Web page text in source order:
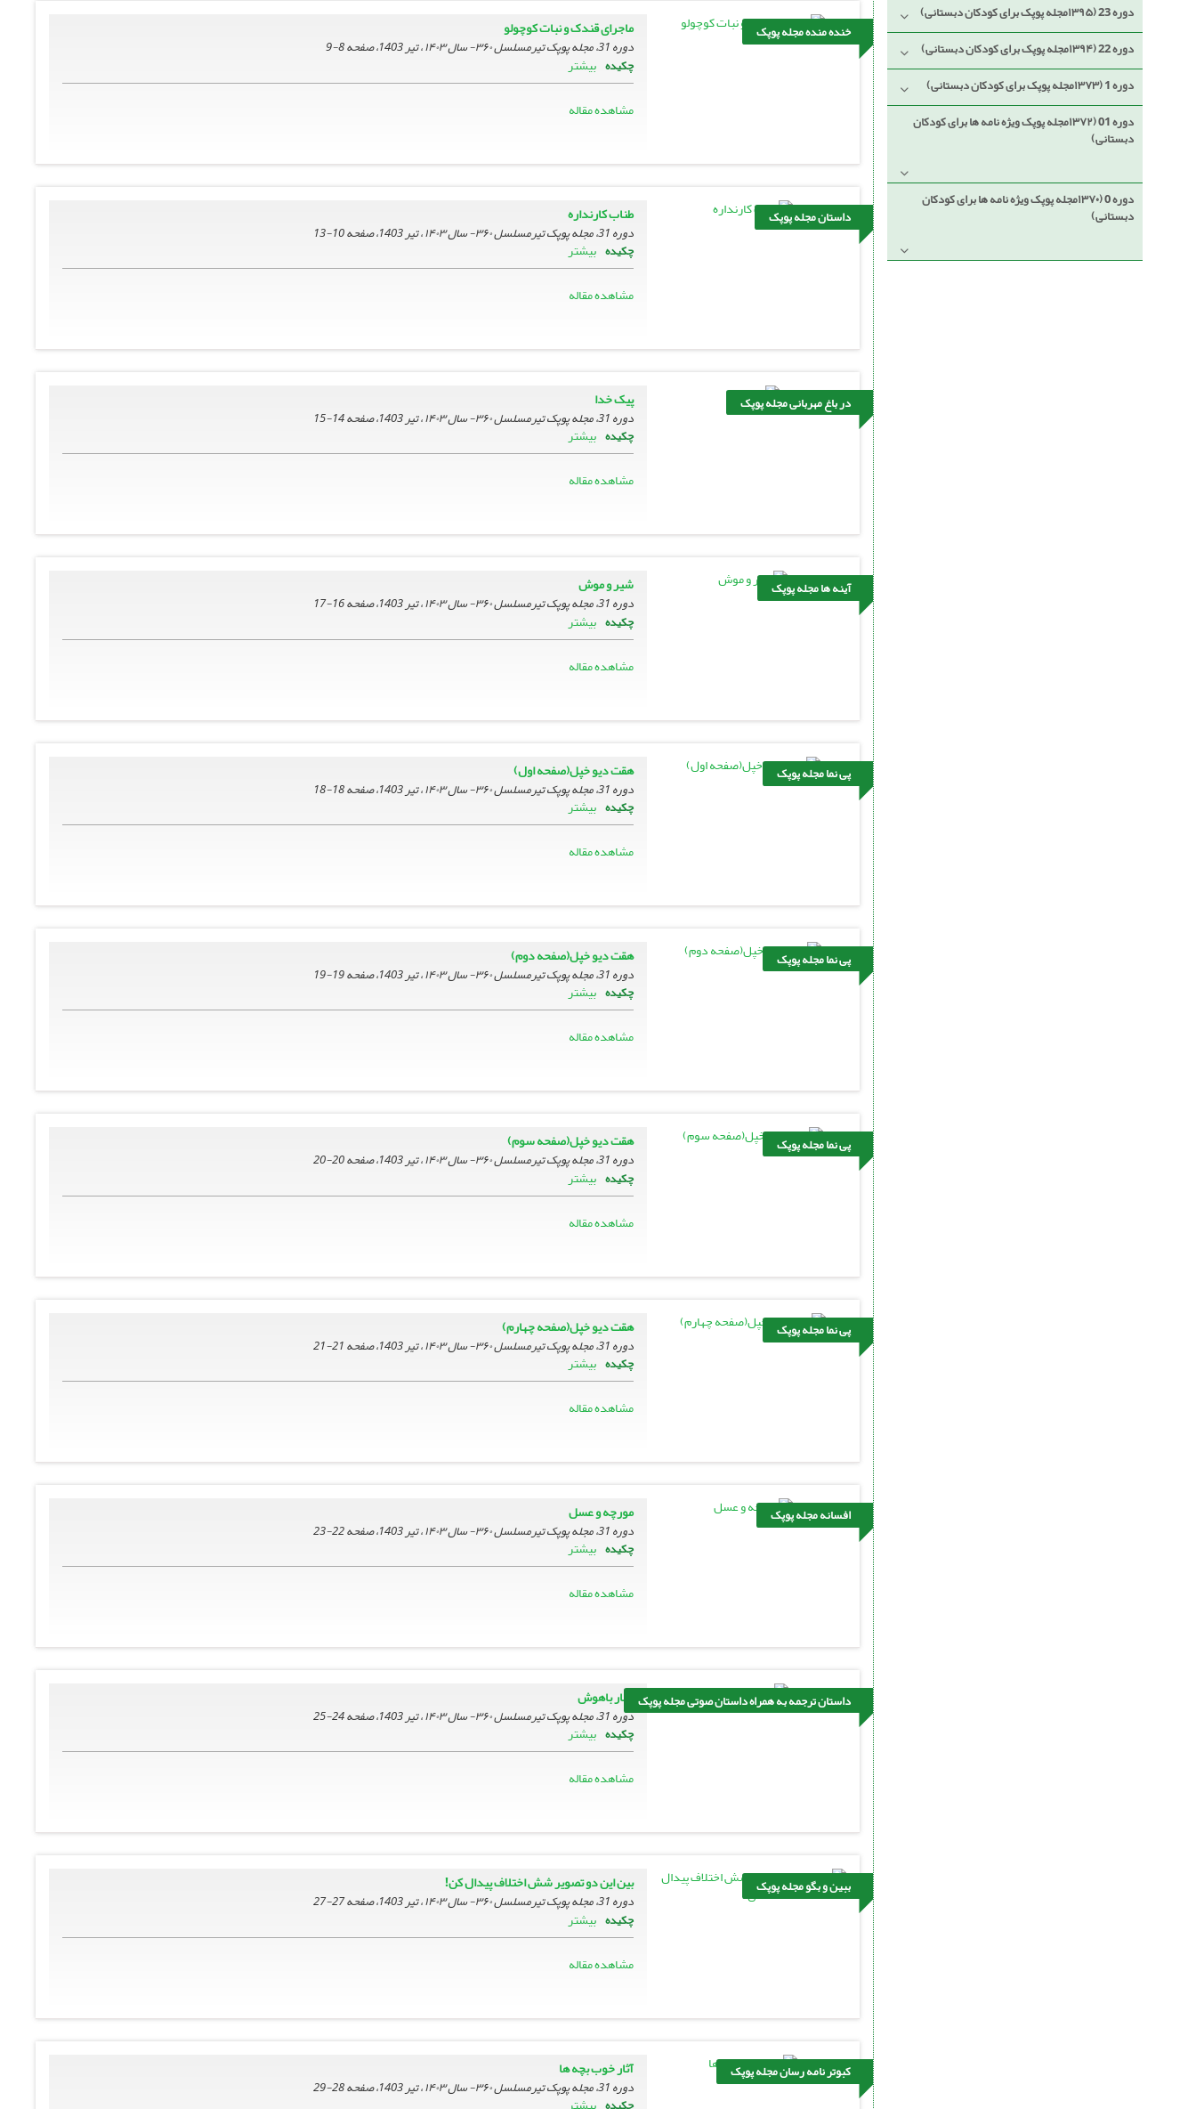
دوره 23 (۱۳۹۵مجله پوپک برای کودکان دبستانی)
دوره 22 (۱۳۹۴مجله پوپک برای کودکان دبستانی)
دوره 1 (۱۳۷۳مجله پوپک برای کودکان دبستانی)
دوره 01 (۱۳۷۲مجله پوپک ویژه نامه ها برای کودکان
دبستانی)
دوره 0 (۱۳۷۰مجله پوپک ویژه نامه ها برای کودکان
دبستانی)
خنده منده مجله پوپک ماجرای قندک و نبات کوچولو
دوره 31، مجله پوپک تیرمسلسل ۳۶۰- سال ۱۴۰۳ ، تیر 1403، صفحه
8-9
چکیده بیشتر
مشاهده مقاله
داستان مجله پوپک طناب کارنداره
دوره 31، مجله پوپک تیرمسلسل ۳۶۰- سال ۱۴۰۳ ، تیر 1403، صفحه
10-13
چکیده بیشتر
مشاهده مقاله
در باغ مهربانی مجله پوپک پیک خدا
دوره 31، مجله پوپک تیرمسلسل ۳۶۰- سال ۱۴۰۳ ، تیر 1403، صفحه
14-15
چکیده بیشتر
مشاهده مقاله
آینه ها مجله پوپک شیر و موش
دوره 31، مجله پوپک تیرمسلسل ۳۶۰- سال ۱۴۰۳ ، تیر 1403، صفحه
16-17
چکیده بیشتر
مشاهده مقاله
پی نما مجله پوپک هقت دیو خپل(صفحه اول)
دوره 31، مجله پوپک تیرمسلسل ۳۶۰- سال ۱۴۰۳ ، تیر 1403، صفحه
18-18
چکیده بیشتر
مشاهده مقاله
پی نما مجله پوپک هقت دیو خپل(صفحه دوم)
دوره 31، مجله پوپک تیرمسلسل ۳۶۰- سال ۱۴۰۳ ، تیر 1403، صفحه
19-19
چکیده بیشتر
مشاهده مقاله
پی نما مجله پوپک هقت دیو خپل(صفحه سوم)
دوره 31، مجله پوپک تیرمسلسل ۳۶۰- سال ۱۴۰۳ ، تیر 1403، صفحه
20-20
چکیده بیشتر
مشاهده مقاله
پی نما مجله پوپک هقت دیو خپل(صفحه چهارم)
دوره 31، مجله پوپک تیرمسلسل ۳۶۰- سال ۱۴۰۳ ، تیر 1403، صفحه
21-21
چکیده بیشتر
مشاهده مقاله
افسانه مجله پوپک مورچه و عسل
دوره 31، مجله پوپک تیرمسلسل ۳۶۰- سال ۱۴۰۳ ، تیر 1403، صفحه
22-23
چکیده بیشتر
مشاهده مقاله
داستان ترجمه به همراه داستان صوتی مجله پوپک نجار باهوش
دوره 31، مجله پوپک تیرمسلسل ۳۶۰- سال ۱۴۰۳ ، تیر 1403، صفحه
24-25
چکیده بیشتر
مشاهده مقاله
ببین و بگو مجله پوپک بین این دو تصویر شش اختلاف پیدال کن!
دوره 31، مجله پوپک تیرمسلسل ۳۶۰- سال ۱۴۰۳ ، تیر 1403، صفحه
27-27
چکیده بیشتر
مشاهده مقاله
کبوتر نامه رسان مجله پوپک آثار خوب بچه ها
دوره 31، مجله پوپک تیرمسلسل ۳۶۰- سال ۱۴۰۳ ، تیر 1403، صفحه
28-29